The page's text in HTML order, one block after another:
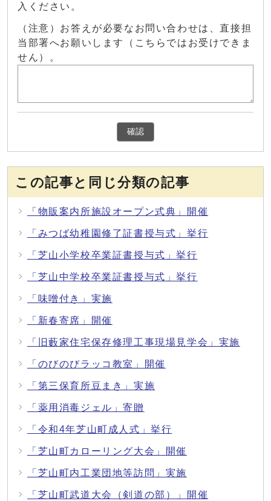
入ください。
（注意）お答えが必要なお問い合わせは、直接担
当部署へお願いします（こちらではお受けできま
せん）。
確認
この記事と同じ分類の記事
「物販案内所施設オープン式典」開催
「みつば幼稚園修了証書授与式」挙行
「芝山小学校卒業証書授与式」挙行
「芝山中学校卒業証書授与式」挙行
「味噌付き」実施
「新春寄席」開催
「旧藪家住宅保存修理工事現場見学会」実施
「のびのびラッコ教室」開催
「第三保育所豆まき」実施
「薬用消毒ジェル」寄贈
「令和4年芝山町成人式」挙行
「芝山町カローリング大会」開催
「芝山町内工業団地等訪問」実施
「芝山町武道大会（剣道の部）」開催